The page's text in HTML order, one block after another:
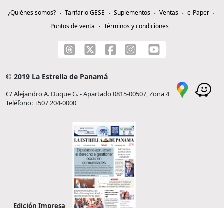
¿Quiénes somos? Tarifario GESE Suplementos Ventas
e-Paper
Puntos de venta
Términos y condiciones
© 2019 La Estrella de Panamá
C/ Alejandro A. Duque G. - Apartado 0815-00507, Zona 4
Teléfono: +507 204-0000
Edición Impresa